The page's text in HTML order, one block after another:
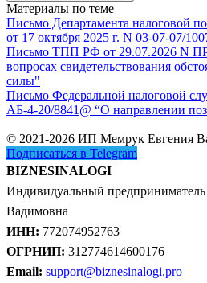
Материалы по теме
Письмо Департамента налоговой
от 17 октября 2025 г. N 03-07-07/
Письмо ТПП РФ от 29.07.2026 N
вопросах свидетельствования
силы"
Письмо Федеральной налоговой
АБ-4-20/8841@ “О направлении
© 2021-2026 ИП Мемрук Евгения
Подписаться в Telegram
BIZNESINALOGI
Индивидуальный
Вадимовна
ИНН: 772074952763
ОГРНИП: 312774614600176
Email: support@biznesinalogi.pro